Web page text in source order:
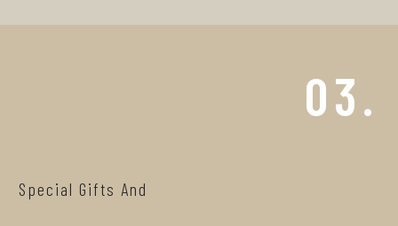
03.
Special Gifts And